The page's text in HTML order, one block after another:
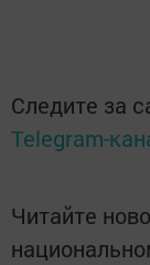
Следите за
Telegram-
Читайте